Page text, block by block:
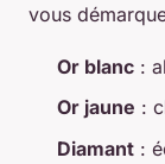
vous
Or blanc :
Or jaune :
Diamant :